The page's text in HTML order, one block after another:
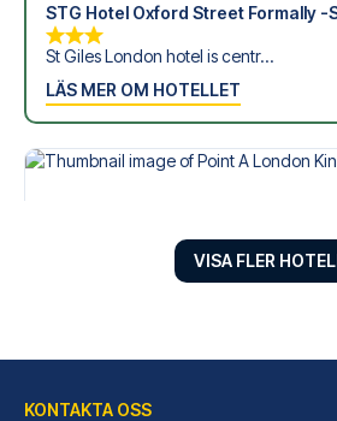
STG Hotel Oxford Street Formally -
St Giles London hotel is centr...
LÄS MER OM HOTELLET
VISA FLER
KONTAKTA OSS